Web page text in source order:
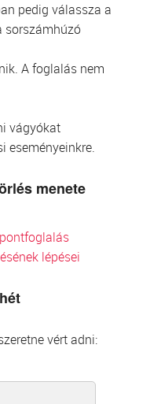
pedig válassza a
sorszámhúzó
A foglalás nem
vágyókat
eseményeinkre.
menete
lépései
vért adni: